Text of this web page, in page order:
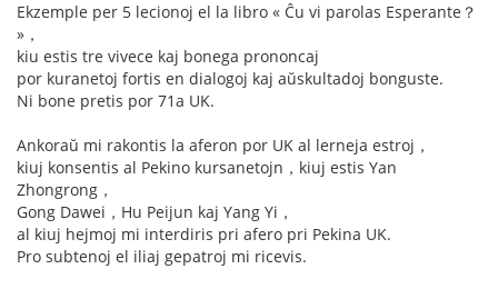
Ekzemple per 5 lecionoj el la libro « Ĉu vi parolas Esperante？
»，
kiu estis tre vivece kaj bonega prononcaj
por kuranetoj fortis en dialogoj kaj aŭskultadoj bonguste.
Ni bone pretis por 71a UK.
Ankoraŭ mi rakontis la aferon por UK al lerneja estroj，
kiuj konsentis al Pekino kursanetojn，kiuj estis Yan
Zhongrong，
Gong Dawei，Hu Peijun kaj Yang Yi，
al kiuj hejmoj mi interdiris pri afero pri Pekina UK.
Pro subtenoj el iliaj gepatroj mi ricevis.